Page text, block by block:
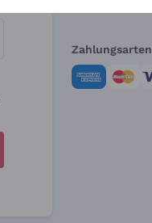
Zahlungsarten